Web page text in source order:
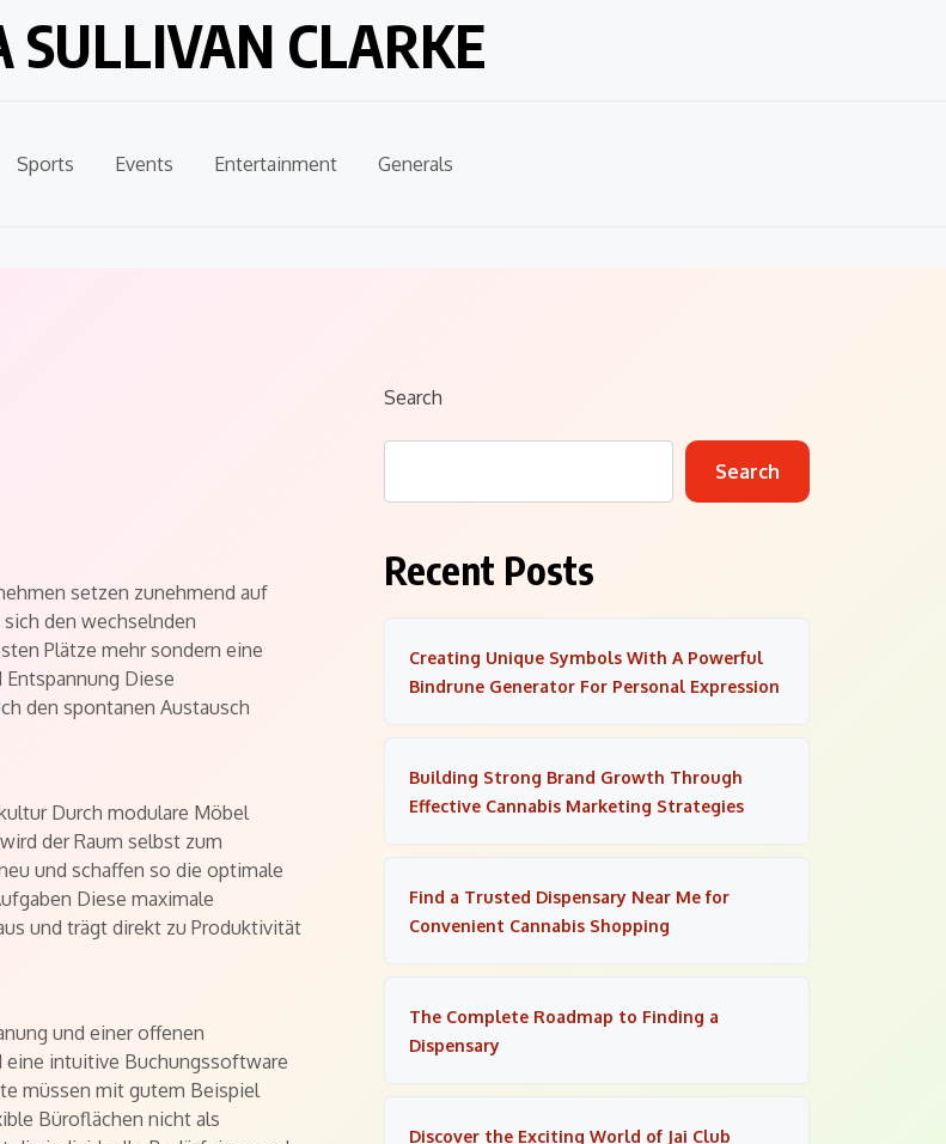
SULLIVAN CLARKE
Sports Events Entertainment Generals
setzen zunehmend auf
den wechselnden
Plätze mehr sondern eine
Diese
den spontanen Austausch
Durch modulare Möbel
der Raum selbst zum
und schaffen so die optimale
Diese maximale
und trägt direkt zu Produktivität
und einer offenen
eine intuitive Buchungssoftware
müssen mit gutem Beispiel
Büroflächen nicht als
Search
Search
Recent Posts
Creating Unique Symbols With A Powerful
Bindrune Generator For Personal Expression
Building Strong Brand Growth Through
Effective Cannabis Marketing Strategies
Find a Trusted Dispensary Near Me for
Convenient Cannabis Shopping
The Complete Roadmap to Finding a
Dispensary
Discover the Exciting World of Jai Club